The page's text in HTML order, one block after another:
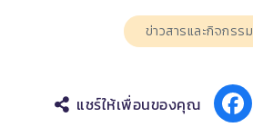
ข่าวสารและกิจกรรม
แชร์ให้เพื่อนของคุณ